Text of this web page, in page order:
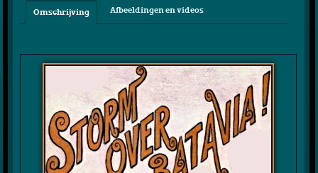
Omschrijving Afbeeldingen en videos